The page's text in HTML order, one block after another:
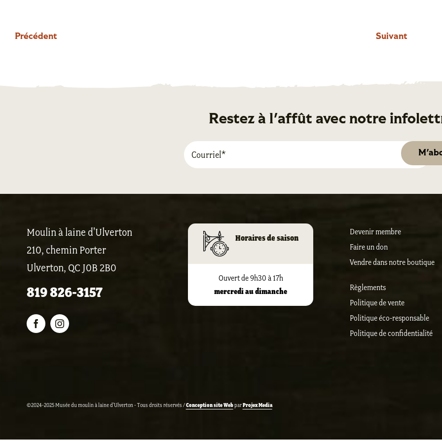
Précédent Suivant
Restez à l'affût avec notre
Moulin à laine d'Ulverton
210, chemin Porter
Ulverton, QC J0B 2B0
819 826-3157
Horaires de saison
Ouvert de 9h30 à 17h
mercredi au dimanche
Devenir membre
Faire un don
Vendre dans notre boutique
Règlements
Politique de vente
Politique éco-responsable
Politique de confidentialité
©2024-2025 Musée du moulin à laine d'Ulverton - Tous droits réservés /Conception site WebparProjex Media